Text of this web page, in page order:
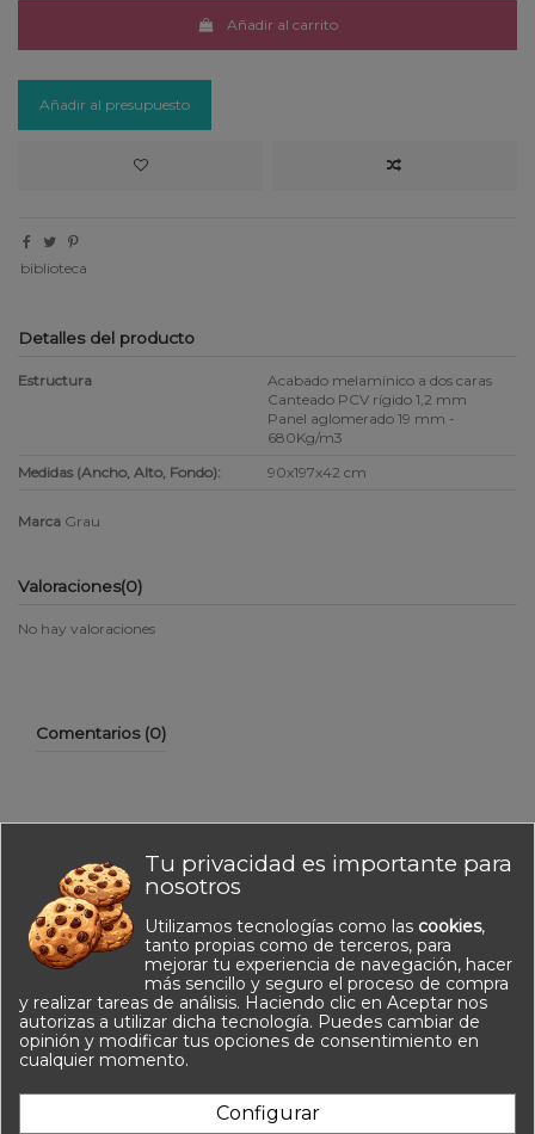
Añadir al carrito
Añadir al presupuesto
biblioteca
Detalles del producto
Estructura
Acabado melamínico a dos caras
Canteado PCV rígido 1,2 mm
Panel aglomerado 19 mm -
680Kg/m3
Medidas (Ancho, Alto, Fondo):
90x197x42 cm
Marca Grau
Valoraciones(0)
No hay valoraciones
Comentarios (0)
No hay reseñas de clientes en este momento.
Información
Contacto
Tu privacidad es importante para
nosotros
Utilizamos tecnologías como las cookies,
tanto propias como de terceros, para
mejorar tu experiencia de navegación, hacer
más sencillo y seguro el proceso de compra
y realizar tareas de análisis. Haciendo clic en Aceptar nos
autorizas a utilizar dicha tecnología. Puedes cambiar de
opinión y modificar tus opciones de consentimiento en
cualquier momento.
Configurar